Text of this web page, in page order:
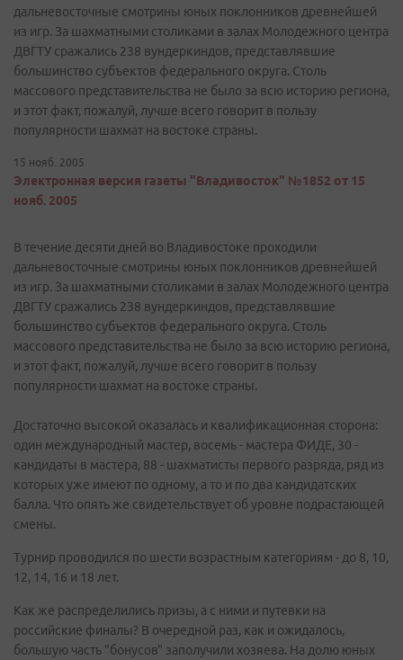
дальневосточные смотрины юных поклонников древнейшей
из игр. За шахматными столиками в залах Молодежного центра
ДВГТУ сражались 238 вундеркиндов, представлявшие
большинство субъектов федерального округа. Столь
массового представительства не было за всю историю региона,
и этот факт, пожалуй, лучше всего говорит в пользу
популярности шахмат на востоке страны.
15 нояб. 2005
Электронная версия газеты "Владивосток" №1852 от 15
нояб. 2005
В течение десяти дней во Владивостоке проходили
дальневосточные смотрины юных поклонников древнейшей
из игр. За шахматными столиками в залах Молодежного центра
ДВГТУ сражались 238 вундеркиндов, представлявшие
большинство субъектов федерального округа. Столь
массового представительства не было за всю историю региона,
и этот факт, пожалуй, лучше всего говорит в пользу
популярности шахмат на востоке страны.
Достаточно высокой оказалась и квалификационная сторона:
один международный мастер, восемь - мастера ФИДЕ, 30 -
кандидаты в мастера, 88 - шахматисты первого разряда, ряд из
которых уже имеют по одному, а то и по два кандидатских
балла. Что опять же свидетельствует об уровне подрастающей
смены.
Турнир проводился по шести возрастным категориям - до 8, 10,
12, 14, 16 и 18 лет.
Как же распределились призы, а с ними и путевки на
российские финалы? В очередной раз, как и ожидалось,
большую часть "бонусов" заполучили хозяева. На долю юных